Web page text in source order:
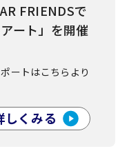
FRIENDSで
ート」を開催
ートはこちらより
しくみる